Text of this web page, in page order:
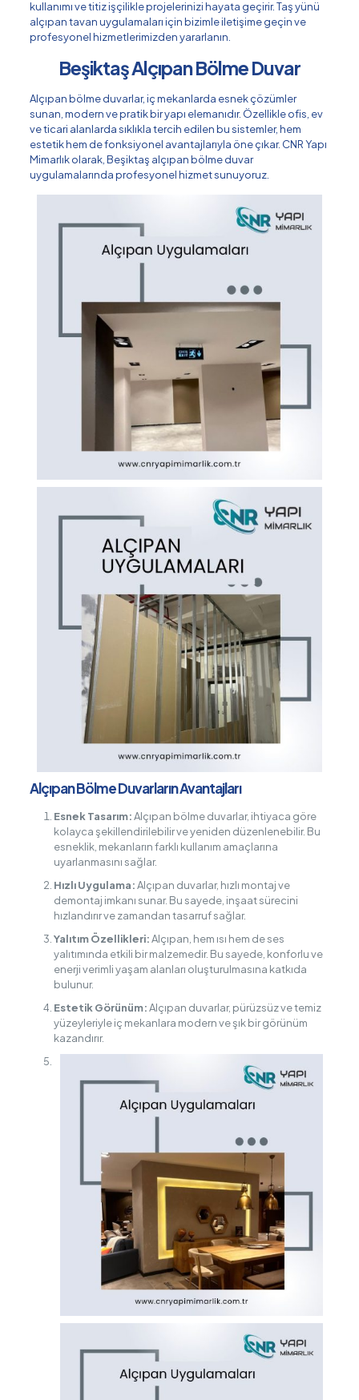
kullanımı ve titiz işçilikle projelerinizi hayata geçirir. Taş yünü
alçıpan tavan uygulamaları için bizimle iletişime geçin ve
profesyonel hizmetlerimizden yararlanın.
Beşiktaş Alçıpan Bölme Duvar
Alçıpan bölme duvarlar, iç mekanlarda esnek çözümler
sunan, modern ve pratik bir yapı elemanıdır. Özellikle ofis, ev
ve ticari alanlarda sıklıkla tercih edilen bu sistemler, hem
estetik hem de fonksiyonel avantajlarıyla öne çıkar. CNR Yapı
Mimarlık olarak, Beşiktaş alçıpan bölme duvar
uygulamalarında profesyonel hizmet sunuyoruz.
Alçıpan Bölme Duvarların Avantajları
Esnek Tasarım:Alçıpan bölme duvarlar, ihtiyaca göre
kolayca şekillendirilebilir ve yeniden düzenlenebilir. Bu
esneklik, mekanların farklı kullanım amaçlarına
uyarlanmasını sağlar.
Hızlı Uygulama:Alçıpan duvarlar, hızlı montaj ve
demontaj imkanı sunar. Bu sayede, inşaat sürecini
hızlandırır ve zamandan tasarruf sağlar.
Yalıtım Özellikleri:Alçıpan, hem ısı hem de ses
yalıtımında etkili bir malzemedir. Bu sayede, konforlu ve
enerji verimli yaşam alanları oluşturulmasına katkıda
bulunur.
Estetik Görünüm:Alçıpan duvarlar, pürüzsüz ve temiz
yüzeyleriyle iç mekanlara modern ve şık bir görünüm
kazandırır.